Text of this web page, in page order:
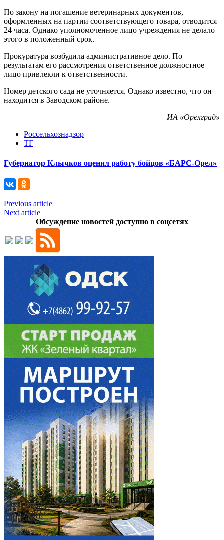
По закону на погашение ветеринарных документов,
оформленных на партии соответствующего товара, отводится
24 часа. Однако уполномоченное лицо учреждения не делало
этого в положенный срок.
Прокуратура возбудила административное дело. По
результатам его рассмотрения ответственное должностное
лицо привлекли к ответственности.
Номер детского сада не уточняется. Однако известно, что он
находится в Заводском районе.
ИА «Орелград»
Россельхознадзор
ТГ
Губернатор Клычков оценил работу бойцов «БАРС-Орел»
Previous article
Next article
Обсуждение новостей доступно в соцсетях